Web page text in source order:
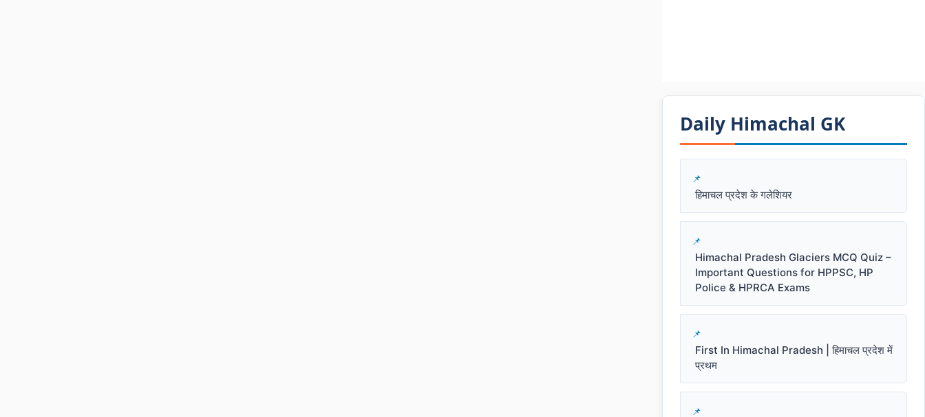
Daily Himachal GK​​
हिमाचल प्रदेश के गलेशियर
Himachal Pradesh Glaciers MCQ Quiz –
Important Questions for HPPSC, HP
Police & HPRCA Exams
First In Himachal Pradesh | हिमाचल प्रदेश में
प्रथम